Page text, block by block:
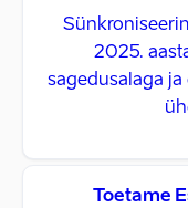
2025.
sagedusalaga
Toetame